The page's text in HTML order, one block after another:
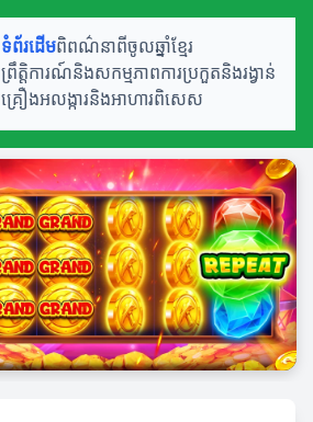
ទំព័រដើមពិពណ៌នាពីចូលឆ្នាំខ្មែរ
ព្រឹត្តិការណ៍និងសកម្មភាពការប្រកួតនិងរង្វាន់
គ្រឿងអលង្ការនិងអាហារពិសេស